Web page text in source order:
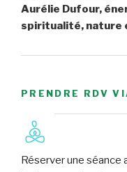
Aurélie Dufour,
spiritualité, nature
PRENDRE RDV
Réserver une séance